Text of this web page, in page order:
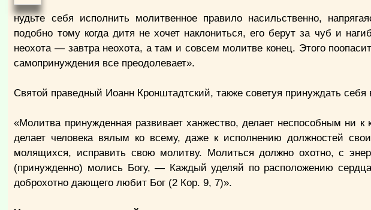
нудьте себя исполнить молитвенное правило насильственно,
подобно тому когда дитя не хочет наклониться, его берут за чуб и
неохота — завтра неохота, а там и совсем молитве конец. Этого
самопринуждения все преодолевает».
Святой праведный Иоанн Кронштадтский, также советуя принуждать себя
«Молитва принужденная развивает ханжество, делает неспособным ни
делает человека вялым ко всему, даже к исполнению должностей
молящихся, исправить свою молитву. Молиться должно охотно, с
(принужденно) молись Богу, — Каждый уделяй по расположению
доброхотно дающего любит Бог (2 Кор. 9, 7)».